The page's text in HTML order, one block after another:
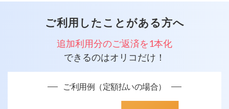
ご利用したことがある方へ
追加利用分のご返済を1本化
できるのはオリコだけ！
ご利用例（定額払いの場合）